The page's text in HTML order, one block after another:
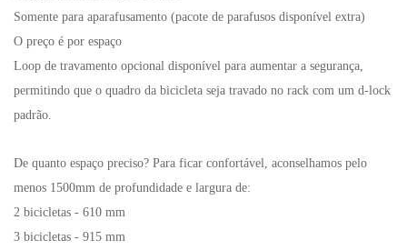
Somente para aparafusamento (pacote de parafusos disponível extra)
O preço é por espaço
Loop de travamento opcional disponível para aumentar a segurança,
permitindo que o quadro da bicicleta seja travado no rack com um d-lock
padrão.
De quanto espaço preciso? Para ficar confortável, aconselhamos pelo
menos 1500mm de profundidade e largura de:
2 bicicletas - 610 mm
3 bicicletas - 915 mm